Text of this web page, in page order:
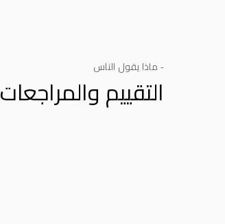
- ماذا يقول الناس
التقييم والمراجعات